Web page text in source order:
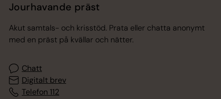
Jourhavande präst
Akut samtals- och krisstöd. Prata eller chatta anonymt
med en präst på kvällar och nätter.
Chatt
Digitalt brev
Telefon 112